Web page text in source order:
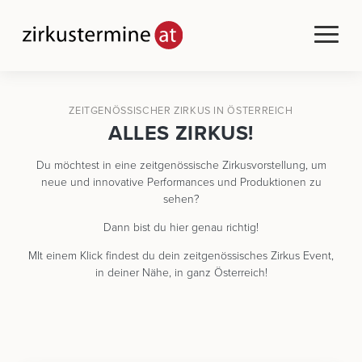
ZEITGENÖSSISCHER ZIRKUS IN ÖSTERREICH
ALLES ZIRKUS!
Du möchtest in eine zeitgenössische Zirkusvorstellung, um
neue und innovative Performances und Produktionen zu
sehen?
Dann bist du hier genau richtig!
MIt einem Klick findest du dein zeitgenössisches Zirkus Event,
in deiner Nähe, in ganz Österreich!